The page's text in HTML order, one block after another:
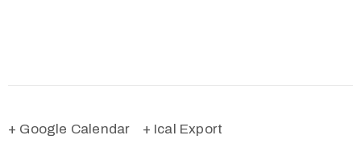
+ Google Calendar + Ical Export